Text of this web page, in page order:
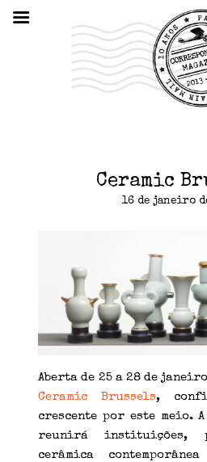
Ceramic
16 de janeiro
Aberta de 25 a 28 de
Ceramic Brussels,
crescente por este meio.
reunirá instituições,
cerâmica